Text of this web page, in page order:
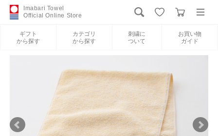
Imabari Towel
Official Online Store
ギフト
から探す
カテゴリ
から探す
刺繍に
ついて
お買い物
ガイド
新規会員登録
ギフトから探す
カテゴリから探す